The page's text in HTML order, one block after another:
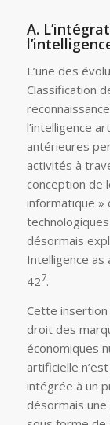
A.
L’une des
Classification
l’intelligence
antérieures
activités à
conception de
informatique »
désormais
Intelligence as
427.
Cette
droit des
économiques
artificielle
intégrée à un
désormais